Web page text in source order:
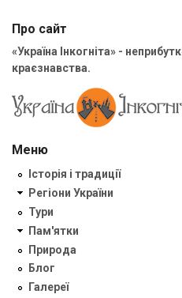
Про сайт
«Україна Інкогніта» -
краєзнавства.
Меню
Історія і традиції
Регіони України
Тури
Пам'ятки
Природа
Блог
Галереї